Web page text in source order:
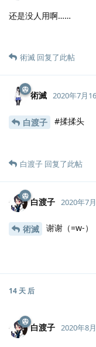
还是没人用啊……
術滅 回复了此帖
術滅 2020年7月
白渡子 #揉揉头
白渡子 回复了此帖
白渡子 2020年7
術滅 谢谢（=w-）
14 天 后
白渡子 2020年8